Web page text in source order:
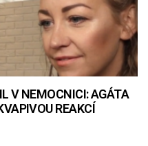
V NEMOCNICI: AGÁTA
REAKCÍ